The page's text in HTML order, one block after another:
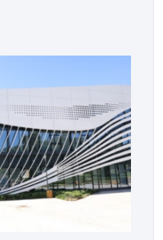
نهضة بركان على موعد في هذا
الغامبي، حيث يطمح الفريق